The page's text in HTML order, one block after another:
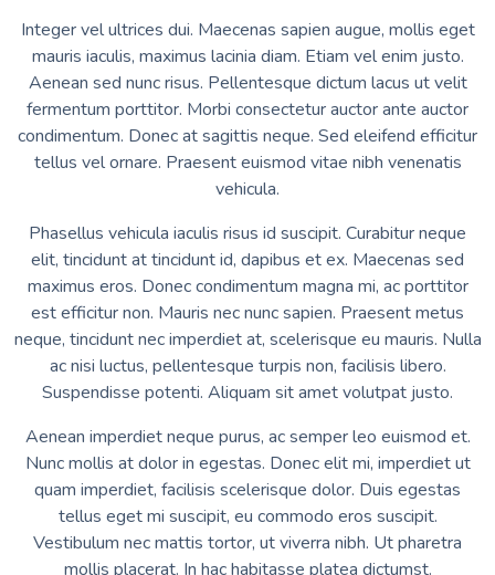
Integer vel ultrices dui. Maecenas sapien augue, mollis eget
mauris iaculis, maximus lacinia diam. Etiam vel enim justo.
Aenean sed nunc risus. Pellentesque dictum lacus ut velit
fermentum porttitor. Morbi consectetur auctor ante auctor
condimentum. Donec at sagittis neque. Sed eleifend efficitur
tellus vel ornare. Praesent euismod vitae nibh venenatis
vehicula.
Phasellus vehicula iaculis risus id suscipit. Curabitur neque
elit, tincidunt at tincidunt id, dapibus et ex. Maecenas sed
maximus eros. Donec condimentum magna mi, ac porttitor
est efficitur non. Mauris nec nunc sapien. Praesent metus
neque, tincidunt nec imperdiet at, scelerisque eu mauris. Nulla
ac nisi luctus, pellentesque turpis non, facilisis libero.
Suspendisse potenti. Aliquam sit amet volutpat justo.
Aenean imperdiet neque purus, ac semper leo euismod et.
Nunc mollis at dolor in egestas. Donec elit mi, imperdiet ut
quam imperdiet, facilisis scelerisque dolor. Duis egestas
tellus eget mi suscipit, eu commodo eros suscipit.
Vestibulum nec mattis tortor, ut viverra nibh. Ut pharetra
mollis placerat. In hac habitasse platea dictumst.